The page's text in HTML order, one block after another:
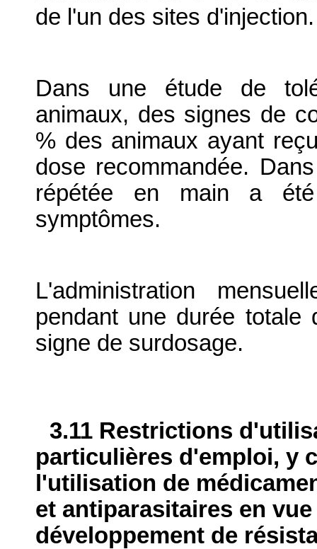
de l'un des sites d'injection.
Dans une étude de
animaux, des signes de
% des animaux ayant
dose recommandée.
répétée en main a
symptômes.
L'administration
pendant une durée
signe de surdosage.
3.11 Restrictions
particulières d'emploi, y
l'utilisation de
et antiparasitaires en
développement de